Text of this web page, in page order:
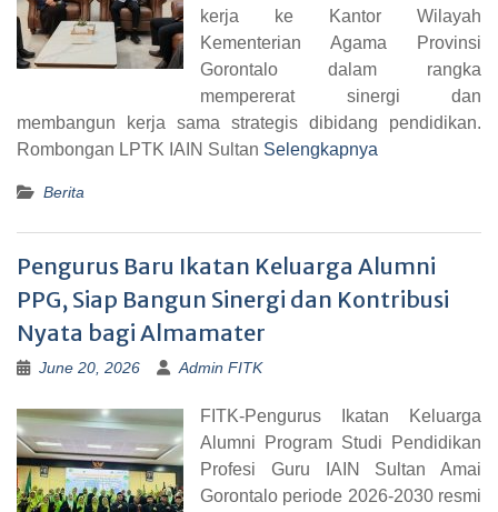
kerja ke Kantor Wilayah
Kementerian Agama Provinsi
Gorontalo dalam rangka
mempererat sinergi dan
membangun kerja sama strategis dibidang pendidikan.
Rombongan LPTK IAIN Sultan Selengkapnya
Berita
Pengurus Baru Ikatan Keluarga Alumni
PPG, Siap Bangun Sinergi dan Kontribusi
Nyata bagi Almamater
June 20, 2026 Admin FITK
FITK-Pengurus Ikatan Keluarga
Alumni Program Studi Pendidikan
Profesi Guru IAIN Sultan Amai
Gorontalo periode 2026-2030 resmi